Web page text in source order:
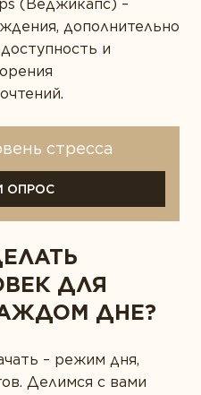
(Веджикапс) –
дополнительно
и
стресса
ОПРОС
ДЛЯ
ДНЕ?
– режим дня,
Делимся с вами